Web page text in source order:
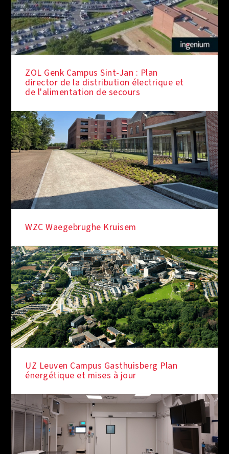
ZOL Genk Campus Sint-Jan : Plan
director de la distribution électrique et
de l'alimentation de secours
WZC Waegebrughe Kruisem
UZ Leuven Campus Gasthuisberg Plan
énergétique et mises à jour